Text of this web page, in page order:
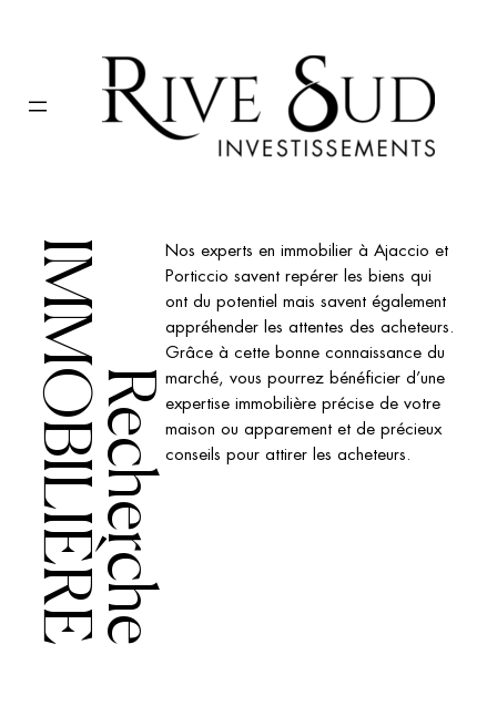
Recherche
IMMOBILIÈRE
Nos experts en immobilier à Ajaccio et
Porticcio savent repérer les biens qui
ont du potentiel mais savent également
appréhender les attentes des acheteurs.
Grâce à cette bonne connaissance du
marché, vous pourrez bénéficier d’une
expertise immobilière précise de votre
maison ou apparement et de précieux
conseils pour attirer les acheteurs.